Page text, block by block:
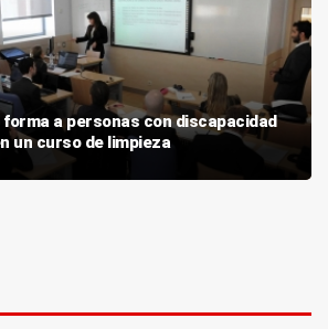
a personas con discapacidad
un curso de limpieza